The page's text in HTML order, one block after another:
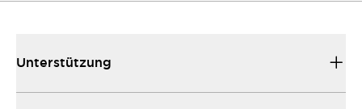
Unterstützung